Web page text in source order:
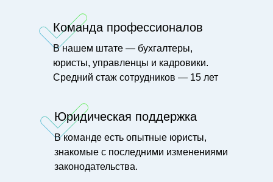
Команда профессионалов
В нашем штате — бухгалтеры,
юристы, управленцы и кадровики.
Средний стаж сотрудников — 15 лет
Юридическая поддержка
В команде есть опытные юристы,
знакомые с последними изменениями
законодательства.